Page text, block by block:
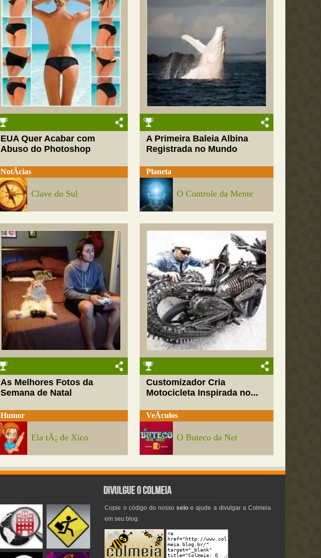
EUA Quer Acabar com
Abuso do Photoshop
NotÃ­cias
Clave do Sul
A Primeira Baleia Albina
Registrada no Mundo
Planeta
O Controle da Mente
As Melhores Fotos da
Semana de Natal
Humor
Ela tÃ¡ de Xico
Customizador Cria
Motocicleta Inspirada no...
VeÃ­culos
O Buteco da Net
Copie o código do nossoselo e ajude a divulgar a Colmeia
em seu blog.